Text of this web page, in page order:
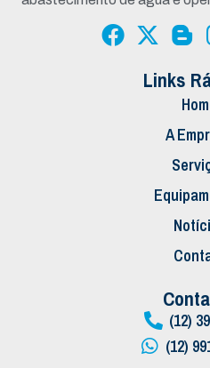
Links
A
(12)
(12)